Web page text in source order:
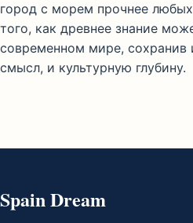
город с морем прочнее
того, как древнее знание
современном мире, сохранив
смысл, и культурную глубину.
Spain Dream